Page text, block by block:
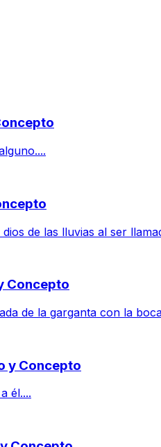
de las lluvias al ser
Concepto
de la garganta con la
y Concepto
él....